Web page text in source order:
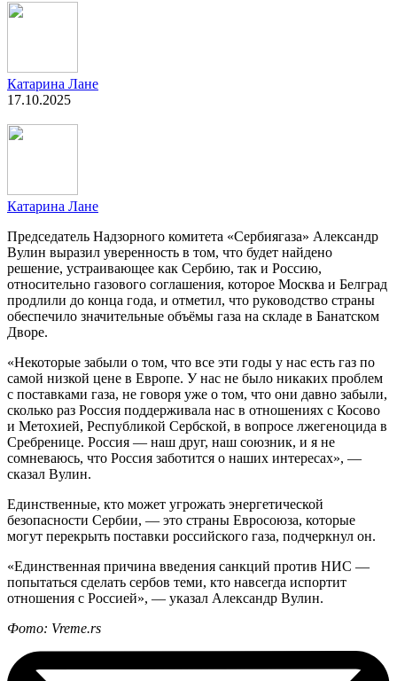
Катарина Лане
17.10.2025
Катарина Лане
Председатель Надзорного комитета «Сербиягаза» Александр
Вулин выразил уверенность в том, что будет найдено
решение, устраивающее как Сербию, так и Россию,
относительно газового соглашения, которое Москва и Белград
продлили до конца года, и отметил, что руководство страны
обеспечило значительные объёмы газа на складе в Банатском
Дворе.
«Некоторые забыли о том, что все эти годы у нас есть газ по
самой низкой цене в Европе. У нас не было никаких проблем
с поставками газа, не говоря уже о том, что они давно забыли,
сколько раз Россия поддерживала нас в отношениях с Косово
и Метохией, Республикой Сербской, в вопросе лжегеноцида в
Сребренице. Россия — наш друг, наш союзник, и я не
сомневаюсь, что Россия заботится о наших интересах», —
сказал Вулин.
Единственные, кто может угрожать энергетической
безопасности Сербии, — это страны Евросоюза, которые
могут перекрыть поставки российского газа, подчеркнул он.
«Единственная причина введения санкций против НИС —
попытаться сделать сербов теми, кто навсегда испортит
отношения с Россией», — указал Александр Вулин.
Фото: Vreme.rs